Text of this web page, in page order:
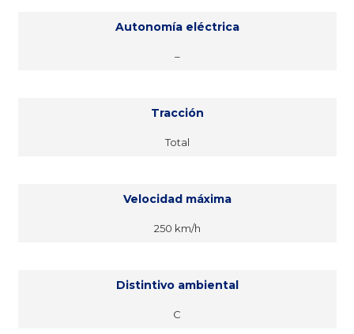
Autonomía eléctrica
–
Tracción
Total
Velocidad máxima
250 km/h
Distintivo ambiental
C